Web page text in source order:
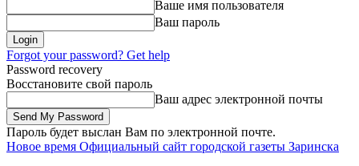
Ваше имя пользователя
Ваш пароль
Forgot your password? Get help
Password recovery
Восстановите свой пароль
Ваш адрес электронной почты
Пароль будет выслан Вам по электронной почте.
Новое время Официальный сайт городской газеты Заринска